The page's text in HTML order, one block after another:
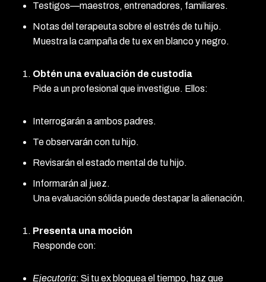
Testigos—maestros, entrenadores, familiares.
Notas del terapeuta sobre el estrés de tu hijo.
Muestra la campaña de tu ex en blanco y negro.
Obtén una evaluación de custodia
Pide a un profesional que investigue. Ellos:
Interrogarán a ambos padres.
Te observarán con tu hijo.
Revisarán el estado mental de tu hijo.
Informarán al juez.
Una evaluación sólida puede destapar la alienación.
Presenta una moción
Responde con:
Ejecutoria: Si tu ex bloquea el tiempo, haz que